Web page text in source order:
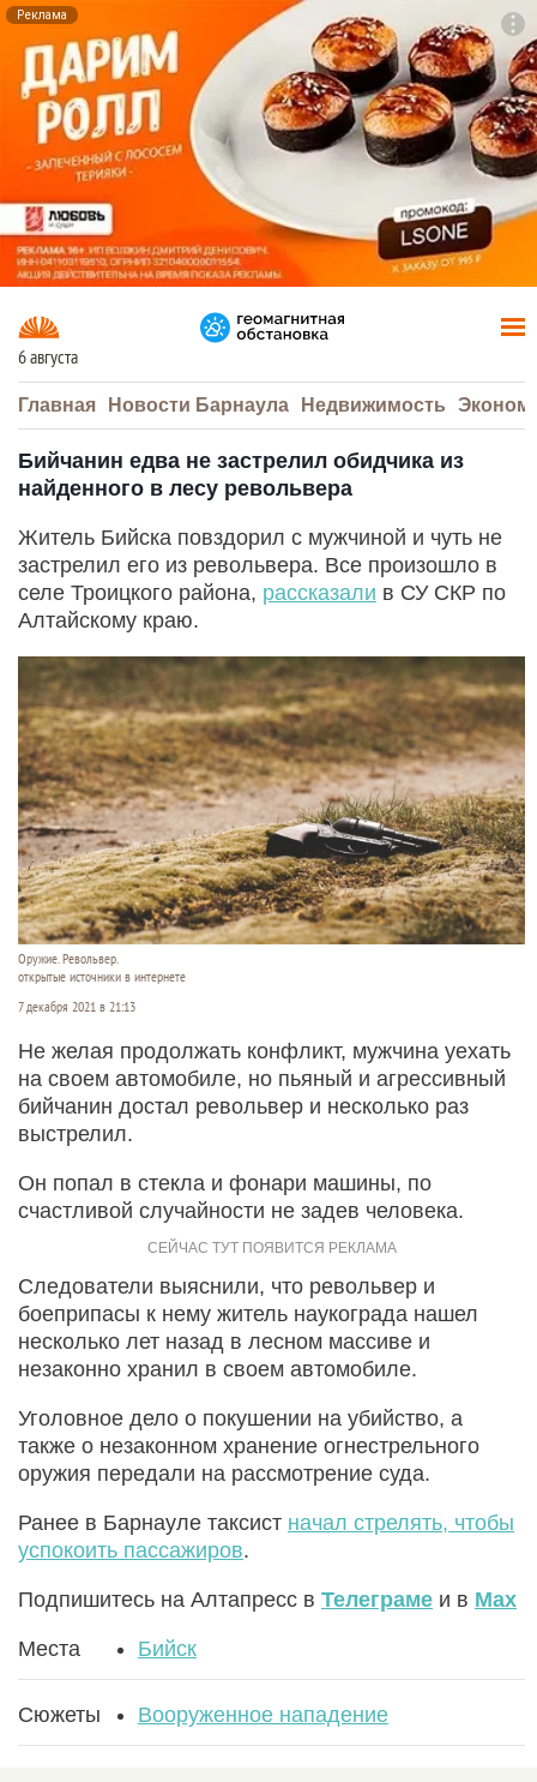
Реклама
6 августа
Главная Новости Барнаула Недвижимость
Бийчанин едва не застрелил обидчика из
найденного в лесу револьвера
Житель Бийска повздорил с мужчиной и чуть не
застрелил его из револьвера. Все произошло в
селе Троицкого района, рассказали в СУ СКР по
Алтайскому краю.
Оружие. Револьвер.
открытые источники в интернете
7 декабря 2021 в 21:13
Не желая продолжать конфликт, мужчина уехать
на своем автомобиле, но пьяный и агрессивный
бийчанин достал револьвер и несколько раз
выстрелил.
Он попал в стекла и фонари машины, по
счастливой случайности не задев человека.
Следователи выяснили, что револьвер и
боеприпасы к нему житель наукограда нашел
несколько лет назад в лесном массиве и
незаконно хранил в своем автомобиле.
Уголовное дело о покушении на убийство, а
также о незаконном хранение огнестрельного
оружия передали на рассмотрение суда.
Ранее в Барнауле таксист начал стрелять, чтобы
успокоить пассажиров.
Подпишитесь на Алтапресс в Телеграме и в Max
Места Бийск
Сюжеты Вооруженное нападение